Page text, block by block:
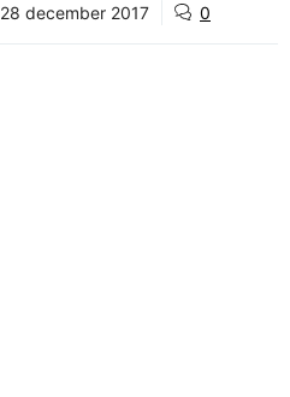
28 december 2017 0